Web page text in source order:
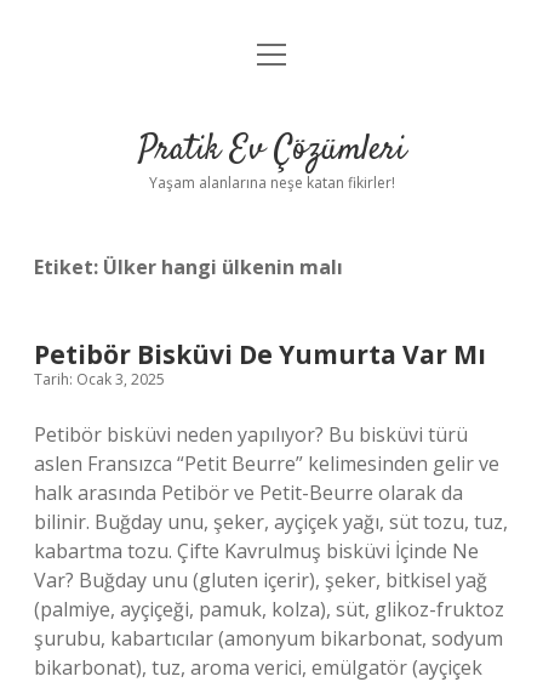
Anasayfa
Yasal Uyarı
menüyü
Pratik Ev Çözümleri
Yaşam alanlarına neşe katan fikirler!
Etiket: Ülker hangi ülkenin malı
Petibör Bisküvi De Yumurta Var Mı
Tarih: Ocak 3, 2025
Petibör bisküvi neden yapılıyor? Bu bisküvi türü
aslen Fransızca “Petit Beurre” kelimesinden gelir ve
halk arasında Petibör ve Petit-Beurre olarak da
bilinir. Buğday unu, şeker, ayçiçek yağı, süt tozu, tuz,
kabartma tozu. Çifte Kavrulmuş bisküvi İçinde Ne
Var? Buğday unu (gluten içerir), şeker, bitkisel yağ
(palmiye, ayçiçeği, pamuk, kolza), süt, glikoz-fruktoz
şurubu, kabartıcılar (amonyum bikarbonat, sodyum
bikarbonat), tuz, aroma verici, emülgatör (ayçiçek